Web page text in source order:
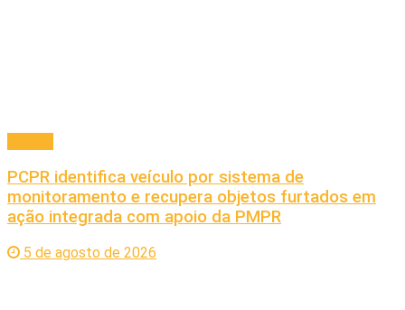
PCPR identifica veículo por sistema de
monitoramento e recupera objetos furtados em
ação integrada com apoio da PMPR
5 de agosto de 2026